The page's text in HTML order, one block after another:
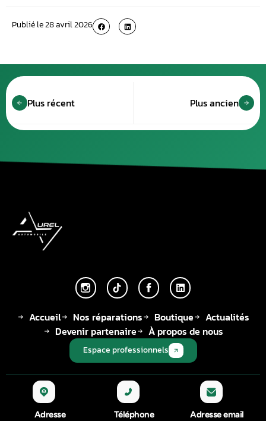
Publié le28 avril 2026
Plus récent Plus ancien
Accueil Nos réparations Boutique
Actualités
Devenir partenaire
À propos de nous
Espace professionnels
Adresse Téléphone Adresse email